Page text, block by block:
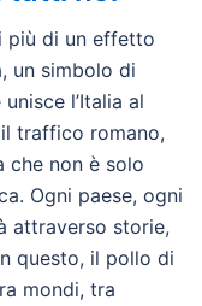
più di un effetto
un simbolo di
l’Italia al
traffico romano,
che non è solo
Ogni paese, ogni
attraverso storie,
questo, il pollo di
mondi, tra